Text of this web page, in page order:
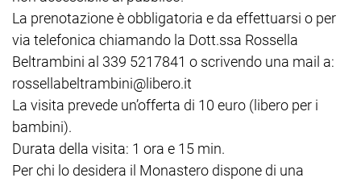
La prenotazione è obbligatoria e da effettuarsi o per
via telefonica chiamando la Dott.ssa Rossella
Beltrambini al 339 5217841 o scrivendo una mail a:
rossellabeltrambini@libero.it
La visita prevede un’offerta di 10 euro (libero per i
bambini).
Durata della visita: 1 ora e 15 min.
Per chi lo desidera il Monastero dispone di una